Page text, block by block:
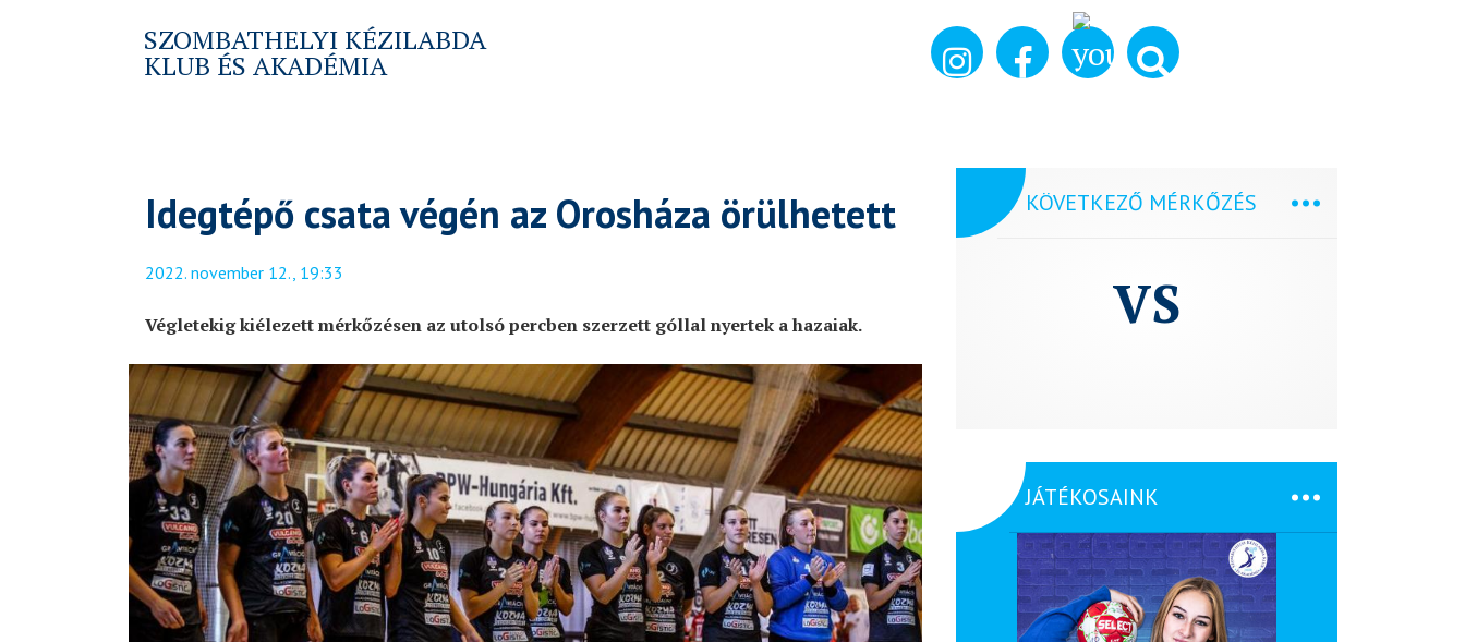
SZOMBATHELYI KÉZILABDA
KLUB ÉS AKADÉMIA
Idegtépő csata végén az Orosháza örülhetett
2022. november 12., 19:33
Végletekig kiélezett mérkőzésen az utolsó percben szerzett góllal nyertek a hazaiak.
KÖVETKEZŐ MÉRKŐZÉS
VS
JÁTÉKOSAINK